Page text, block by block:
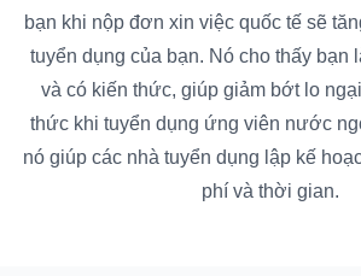
bạn khi nộp đơn xin việc quốc tế sẽ
tuyển dụng của bạn. Nó cho thấy bạn
và có kiến thức, giúp giảm bớt lo
thức khi tuyển dụng ứng viên nước
nó giúp các nhà tuyển dụng lập kế
phí và thời gian.